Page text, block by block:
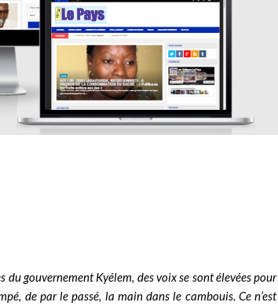
gouvernement Kyélem, des voix se sont élevées pour
de par le passé, la main dans le cambouis. Ce n’est